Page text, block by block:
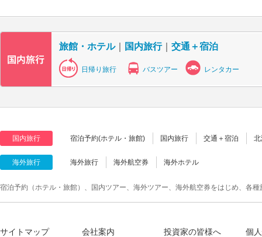
旅館・ホテル｜ 国内旅行｜ 交通＋宿泊
日帰り旅行 バスツアー レンタカー
国内旅行 宿泊予約(ホテル・旅館) 国内旅行 交通＋宿泊
海外旅行 海外旅行 海外航空券 海外ホテル
宿泊予約（ホテル・旅館）、国内ツアー、海外ツアー、海外航空券をはじめ、各
サイトマップ 会社案内 投資家の皆様へ 個